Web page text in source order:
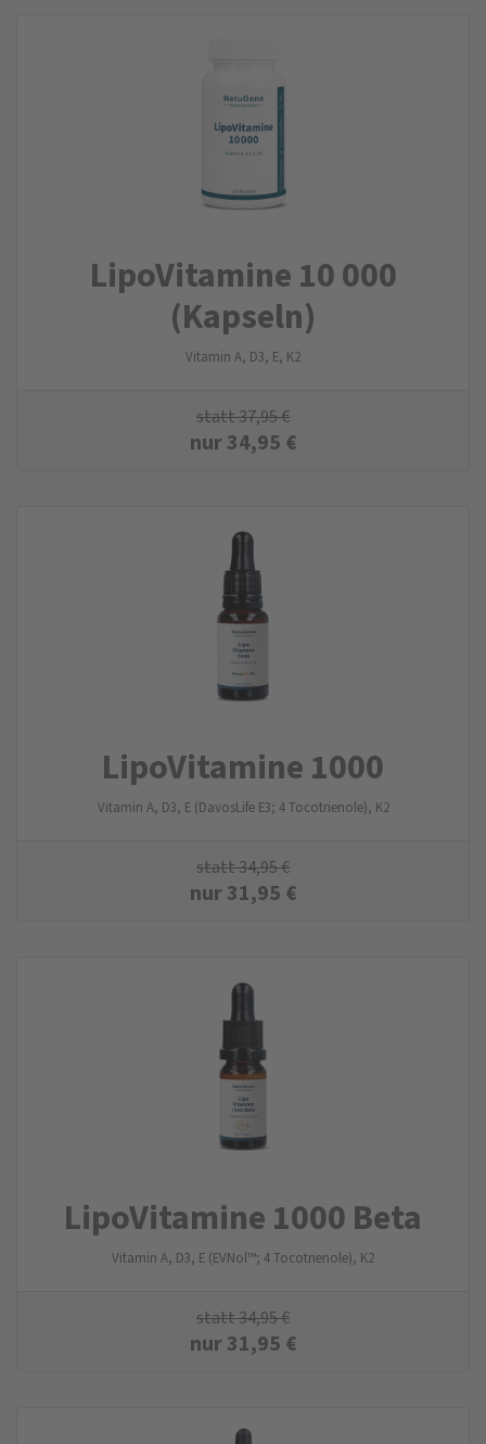
LipoVitamine 10 000
(Kapseln)
Vitamin A, D3, E, K2
statt37,95€
nur34,95 €
LipoVitamine 1000
Vitamin A, D3, E (DavosLife E3; 4 Tocotrienole), K2
statt34,95€
nur31,95 €
LipoVitamine 1000 Beta
Vitamin A, D3, E (EVNol™; 4 Tocotrienole), K2
statt34,95€
nur31,95 €